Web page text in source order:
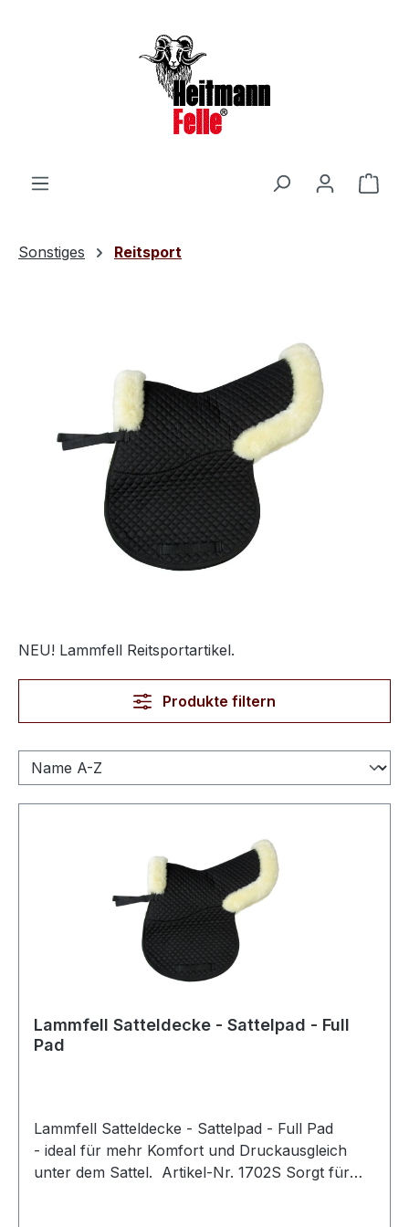
Sonstiges Reitsport
NEU! Lammfell Reitsportartikel.
Produkte filtern
Lammfell Satteldecke - Sattelpad - Full
Pad
Lammfell Satteldecke - Sattelpad - Full Pad
- ideal für mehr Komfort und Druckausgleich
unter dem Sattel. Artikel-Nr. 1702S Sorgt für